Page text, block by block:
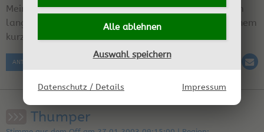
Alle ablehnen
Auswahl speichern
Datenschutz / Details Impressum
Mein Verstärker ist ein altes Konservenglas mit einem
langen Rohr für den Dampf in der Flüssigkeit und einem
kurzen Rohr für den Ausgang Richtung Kühler.
ANTWORT SCHREIBEN
Thumper